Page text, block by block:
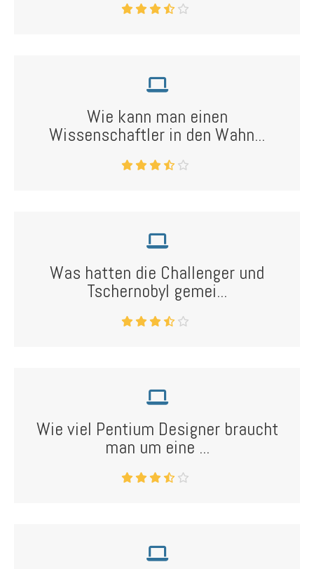
Wie kann man einen
Wissenschaftler in den Wahn...
Was hatten die Challenger und
Tschernobyl gemei...
Wie viel Pentium Designer braucht
man um eine ...